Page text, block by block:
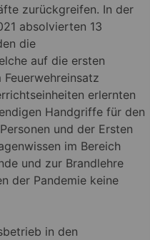
zurückgreifen. In der
absolvierten 13
die
auf die ersten
erlernten
Handgriffe für den
und der Ersten
im Bereich
und zur Brandlehre
der Pandemie keine
in den